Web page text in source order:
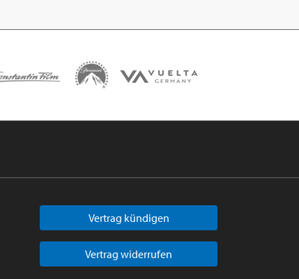
Vertrag kündigen
Vertrag widerrufen